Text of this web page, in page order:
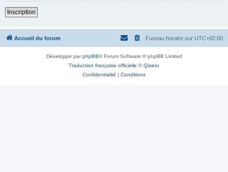
Inscription
Accueil du forum Fuseau horaire sur UTC+02:00
Développé parphpBB® Forum Software © phpBB Limited
Traduction française officielle ©Qiaeru
Confidentialité | Conditions